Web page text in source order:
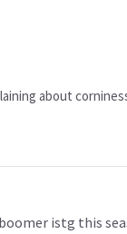
about
istg this